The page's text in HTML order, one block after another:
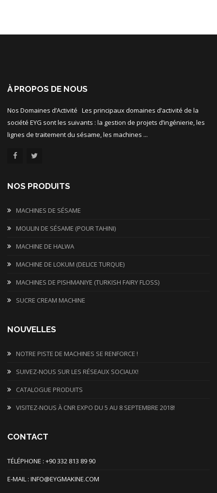
À PROPOS DE NOUS
Nos Domaines d’Activité Les principaux domaines d’activité de la
société EYG sont les suivants : la gestion de projets d’ingénierie, les
lignes de traitement du sésame, les machines ...
NOS PRODUITS
MACHINES DE SÉSAME
MOULIN DE SÉSAME (POUR TAHINI)
MACHINE DE HALWA
MACHINE DE LOKUM (DELICE TURQUE)
MACHINES DE PISHMANIYE (TURKISH FAIRY FLOSS)
SUCRE CREAM MACHINE
NOUVELLES
NOTRE PISTE DE MACHINES SE RENFORCE !
SUIVEZ-NOUS SUR LES RÉSEAUX SOCIAUX!
CATALOGUE PRODUITS
VISITEZ-NOUS À CNR EXPO DU 5 AU 8 SEPTEMBRE 2018!
CONTACT
TÉLÉPHONE : +90 332 813 89 90
E-MAIL : INFO@EYGMAKINE.COM